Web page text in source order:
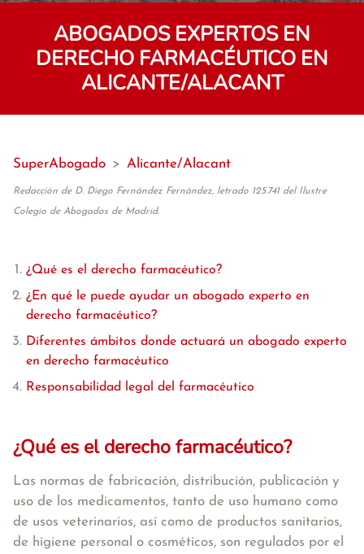
ABOGADOS EXPERTOS EN
DERECHO FARMACÉUTICO EN
ALICANTE/ALACANT
SuperAbogado > Alicante/Alacant
Redacción de D. Diego Fernández Fernández, letrado 125.741 del Ilustre
Colegio de Abogados de Madrid.
¿Qué es el derecho farmacéutico?
¿En qué le puede ayudar un abogado experto en
derecho farmacéutico?
Diferentes ámbitos donde actuará un abogado experto
en derecho farmacéutico
Responsabilidad legal del farmacéutico
¿Qué es el derecho farmacéutico?
Las normas de fabricación, distribución, publicación y
uso de los medicamentos, tanto de uso humano como
de usos veterinarios, así como de productos sanitarios,
de higiene personal o cosméticos, son regulados por el